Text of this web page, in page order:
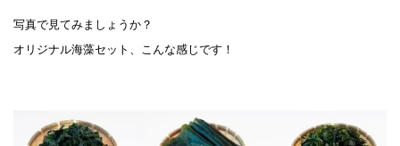
写真で見てみましょうか？
オリジナル海藻セット、こんな感じです！